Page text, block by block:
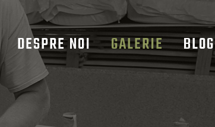
DESPRE NOI GALERIE BLOG